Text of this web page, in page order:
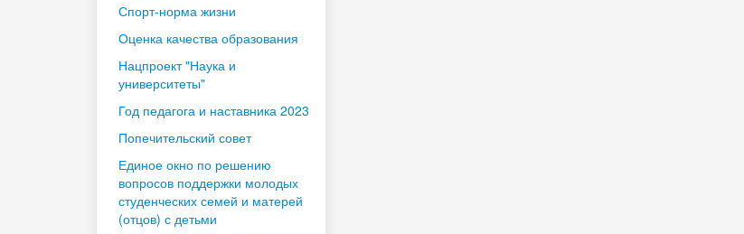
Спорт-норма жизни
Оценка качества образования
Нацпроект "Наука и
университеты"
Год педагога и наставника 2023
Попечительский совет
Единое окно по решению
вопросов поддержки молодых
студенческих семей и матерей
(отцов) с детьми